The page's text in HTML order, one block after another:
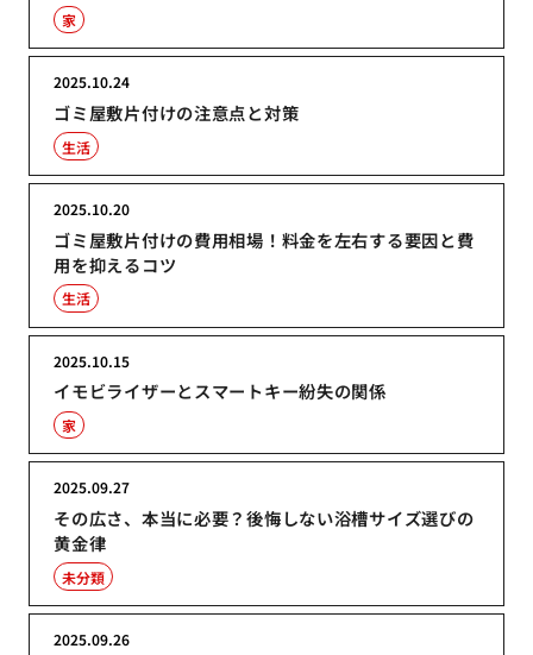
家
ゴミ屋敷片付けの注意点と対策
2025.10.24
生活
ゴミ屋敷片付けの費用相場！料金を左右する要因と費
用を抑えるコツ
2025.10.20
生活
イモビライザーとスマートキー紛失の関係
2025.10.15
家
その広さ、本当に必要？後悔しない浴槽サイズ選びの
黄金律
2025.09.27
未分類
2025.09.26